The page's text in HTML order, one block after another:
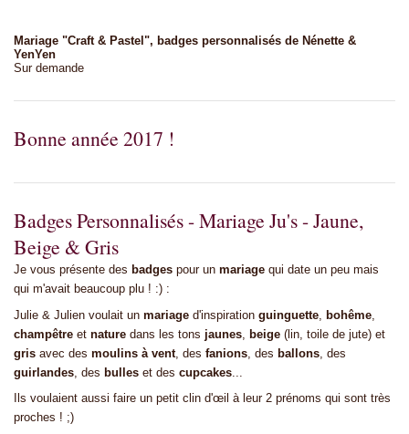
Mariage "Craft & Pastel", badges personnalisés de Nénette &
YenYen
Sur demande
Bonne année 2017 !
Badges Personnalisés - Mariage Ju's - Jaune,
Beige & Gris
Je vous présente des badges pour un mariage qui date un peu mais
qui m'avait beaucoup plu ! :) :
Julie & Julien voulait un mariage d'inspiration guinguette bohême
champêtre et nature dans les tons jaunes beige (lin, toile de jute) et
gris avec des moulins à vent , des fanions , des ballons , des
guirlandes , des bulles et des cupcakes
Ils voulaient aussi faire un petit clin d'œil à leur 2 prénoms qui sont très
proches ! ;)